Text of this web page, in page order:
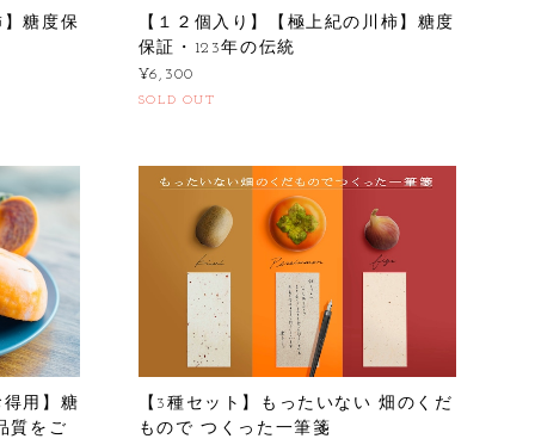
糖度保
【１２個入り】【極上紀の川柿】糖度
保証・123年の伝統
¥6,300
SOLD OUT
用】糖
質をご
【3種セット】もったいない 畑のくだ
もので つくった一筆箋